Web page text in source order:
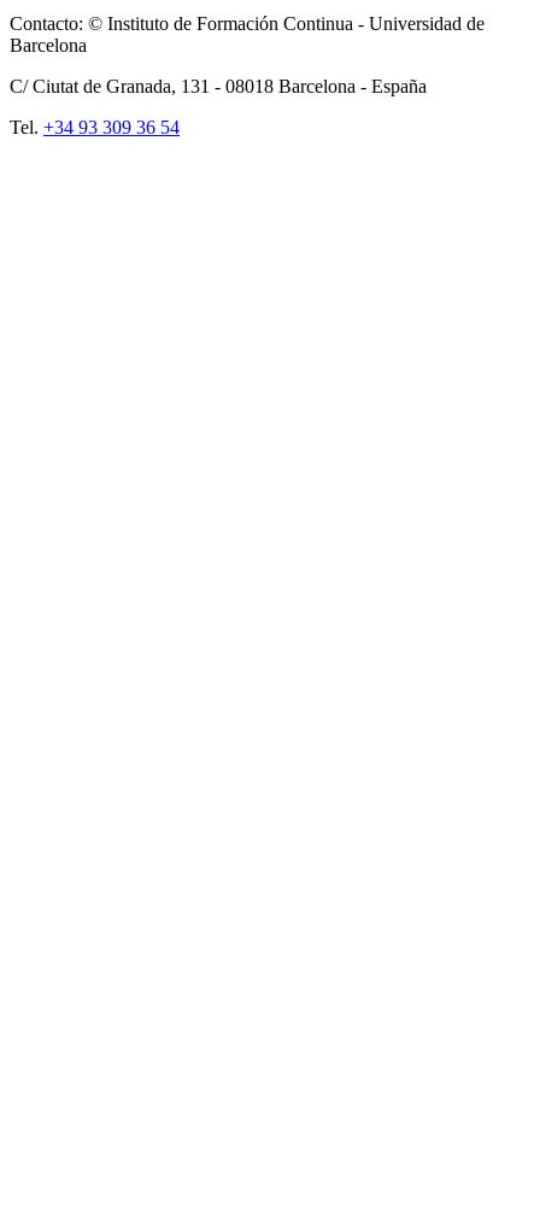
Contacto: © Instituto de Formación Continua - Universidad de
Barcelona
C/ Ciutat de Granada, 131 - 08018 Barcelona - España
Tel. +34 93 309 36 54